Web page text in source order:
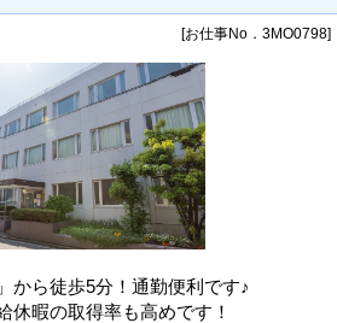
[お仕事No．3MO0798]
ら徒歩5分！通勤便利です♪
暇の取得率も高めです！